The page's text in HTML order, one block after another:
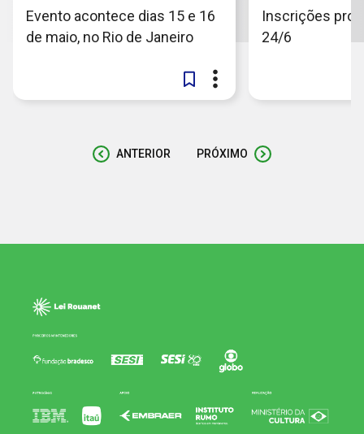
Evento acontece dias 15 e 16
de maio, no Rio de Janeiro
Inscrições
24/6
ANTERIOR PRÓXIMO